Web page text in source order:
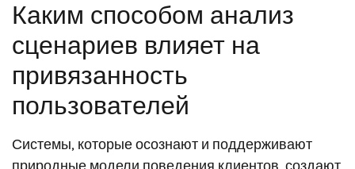
Каким способом анализ
сценариев влияет на
привязанность
пользователей
Системы, которые осознают и поддерживают